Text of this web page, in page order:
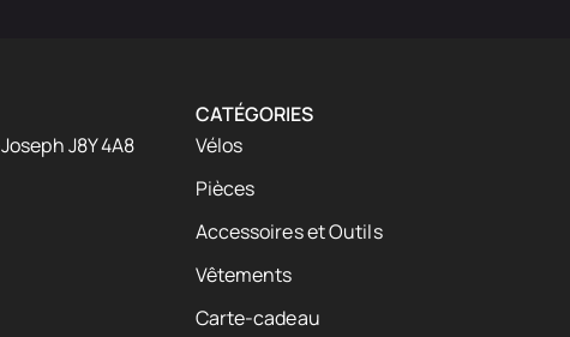
J8Y 4A8
CATÉGORIES
Vélos
Pièces
Accessoires et Outils
Vêtements
Carte-cadeau